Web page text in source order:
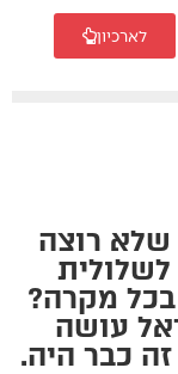
לארכיון
שלא רוצה
מקרה?
עושה
כבר היה.